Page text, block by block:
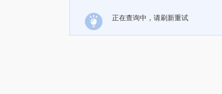
正在查询中，请刷新重试